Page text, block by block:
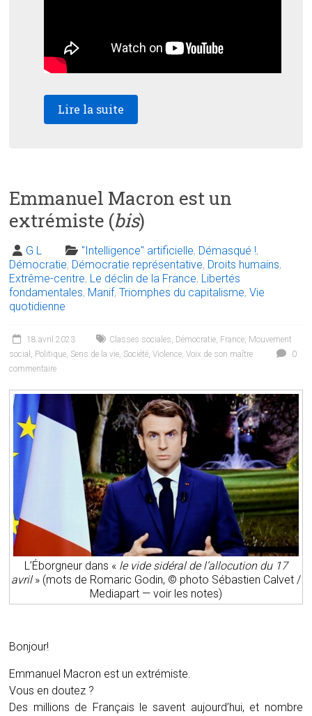
Lire la suite
Emmanuel Macron est un
extrémiste (bis)
G L "Intelligence" artificielle, Démasqué !,
Démocratie, Démocratie représentative, Droits humains,
Extrême-centre, Le déclin de la France, Libertés
fondamentales, Manif,Triomphes du capitalisme,Vie
quotidienne
18 avril 2023 Classes sociales, Démocratie, France, Mouvement
social , Politique, Sens de la vie, Société,Violence,Voix de son maître
0
commentaire
L’Éborgneur dans « le vide sidéral de l’allocution du 17
avril» (mots de Romaric Godin, © photo Sébastien Calvet /
Mediapart — voir les notes)
Bonjour!
Emmanuel Macron est un extrémiste.
Vous en doutez ?
Des millions de Français le savent aujourd’hui, et nombre